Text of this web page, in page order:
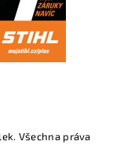
. Všechna práva